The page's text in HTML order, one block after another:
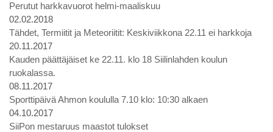
Perutut harkkavuorot helmi-maaliskuu
02.02.2018
Tähdet, Termiitit ja Meteoriitit: Keskiviikkona 22.11 ei harkkoja
20.11.2017
Kauden päättäjäiset ke 22.11. klo 18 Siilinlahden koulun
ruokalassa.
08.11.2017
Sporttipäivä Ahmon koululla 7.10 klo: 10:30 alkaen
04.10.2017
SiiPon mestaruus maastot tulokset